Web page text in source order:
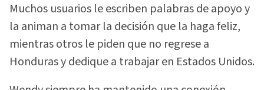
Muchos usuarios le escriben palabras de apoyo y
la animan a tomar la decisión que la haga feliz,
mientras otros le piden que no regrese a
Honduras y dedique a trabajar en Estados Unidos.